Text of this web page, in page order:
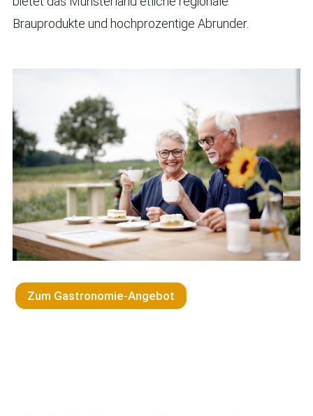
Brauprodukte und hochprozentige Abrunder.
Zum Gastronomie-Angebot